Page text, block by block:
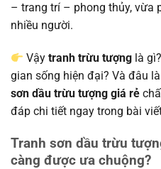
– trang trí – phong thủy, vừa
nhiều người.
Vậytranh trừu tượng là
gian sống hiện đại? Và đâu
sơn dầu trừu tượng giá rẻ
đáp chi tiết ngay trong bài
Tranh sơn dầu trừu
càng được ưa chuộng?